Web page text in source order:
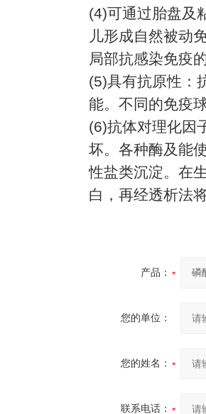
(4)可通过胎盘及
儿形成自然被动
局部抗感染免疫
(5)具有抗原性：
能。不同的免疫
(6)抗体对理化因
坏。各种酶及能
性盐类沉淀。在
白，再经透析法
产品：
您的单位：
您的姓名：
联系电话：